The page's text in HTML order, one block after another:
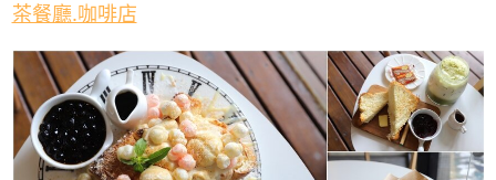
茶餐廳.咖啡店